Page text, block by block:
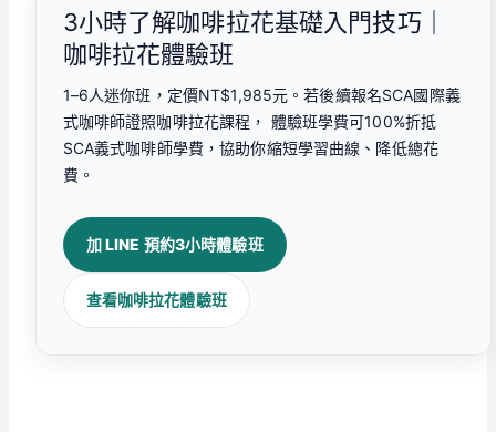
3小時了解咖啡拉花基礎入門技巧｜
咖啡拉花體驗班
1–6人迷你班，定價NT$1,985元。若後續報名SCA國際義
式咖啡師證照咖啡拉花課程， 體驗班學費可100%折抵
SCA義式咖啡師學費，協助你縮短學習曲線、降低總花
費。
加 LINE 預約3小時體驗班
查看咖啡拉花體驗班